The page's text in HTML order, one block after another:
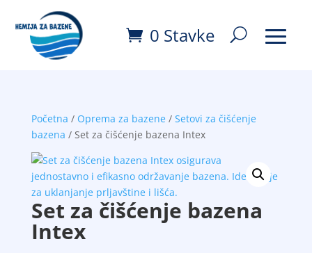
0 Stavke
Početna / Oprema za bazene/ Setovi za čišćenje
bazena / Set za čišćenje bazena Intex
Set za čišćenje bazena
Intex